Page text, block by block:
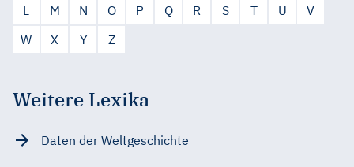
L
M N O P Q R S T U
V
W
X Y Z
Weitere Lexika
Daten der Weltgeschichte